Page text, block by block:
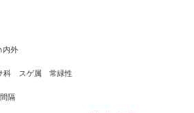
内外
科 スゲ属 常緑性
間隔